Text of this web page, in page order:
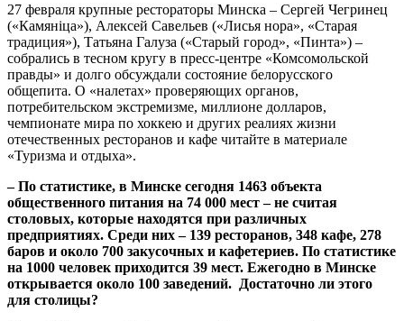
27 февраля крупные рестораторы Минска – Сергей Чегринец
(«Камянiца»), Алексей Савельев («Лисья нора», «Старая
традиция»), Татьяна Галуза («Старый город», «Пинта») –
собрались в тесном кругу в пресс-центре «Комсомольской
правды» и долго обсуждали состояние белорусского
общепита. О «налетах» проверяющих органов,
потребительском экстремизме, миллионе долларов,
чемпионате мира по хоккею и других реалиях жизни
отечественных ресторанов и кафе читайте в материале
«Туризма и отдыха».
– По статистике, в Минске сегодня 1463 объекта
общественного питания на 74 000 мест – не считая
столовых, которые находятся при различных
предприятиях. Среди них – 139 ресторанов, 348 кафе, 278
баров и около 700 закусочных и кафетериев. По статистике
на 1000 человек приходится 39 мест. Ежегодно в Минске
открывается около 100 заведений. Достаточно ли этого
для столицы?